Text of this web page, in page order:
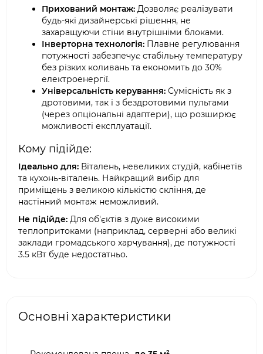
Прихований монтаж: Дозволяє реалізувати
будь-які дизайнерські рішення, не
захаращуючи стіни внутрішніми блоками.
Інверторна технологія: Плавне регулювання
потужності забезпечує стабільну температуру
без різких коливань та економить до 30%
електроенергії.
Універсальність керування: Сумісність як з
дротовими, так і з бездротовими пультами
(через опціональні адаптери), що розширює
можливості експлуатації.
Кому підійде:
Ідеально для: Віталень, невеликих студій, кабінетів
та кухонь-віталень. Найкращий вибір для
приміщень з великою кількістю скління, де
настінний монтаж неможливий.
Не підійде: Для об'єктів з дуже високими
теплопритоками (наприклад, серверні або великі
заклади громадського харчування), де потужності
3.5 кВт буде недостатньо.
Основні характеристики